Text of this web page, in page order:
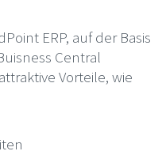
ERP, auf der Basis
Central
Vorteile, wie